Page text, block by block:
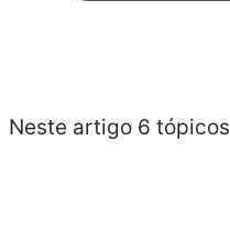
Neste artigo 6 tópicos